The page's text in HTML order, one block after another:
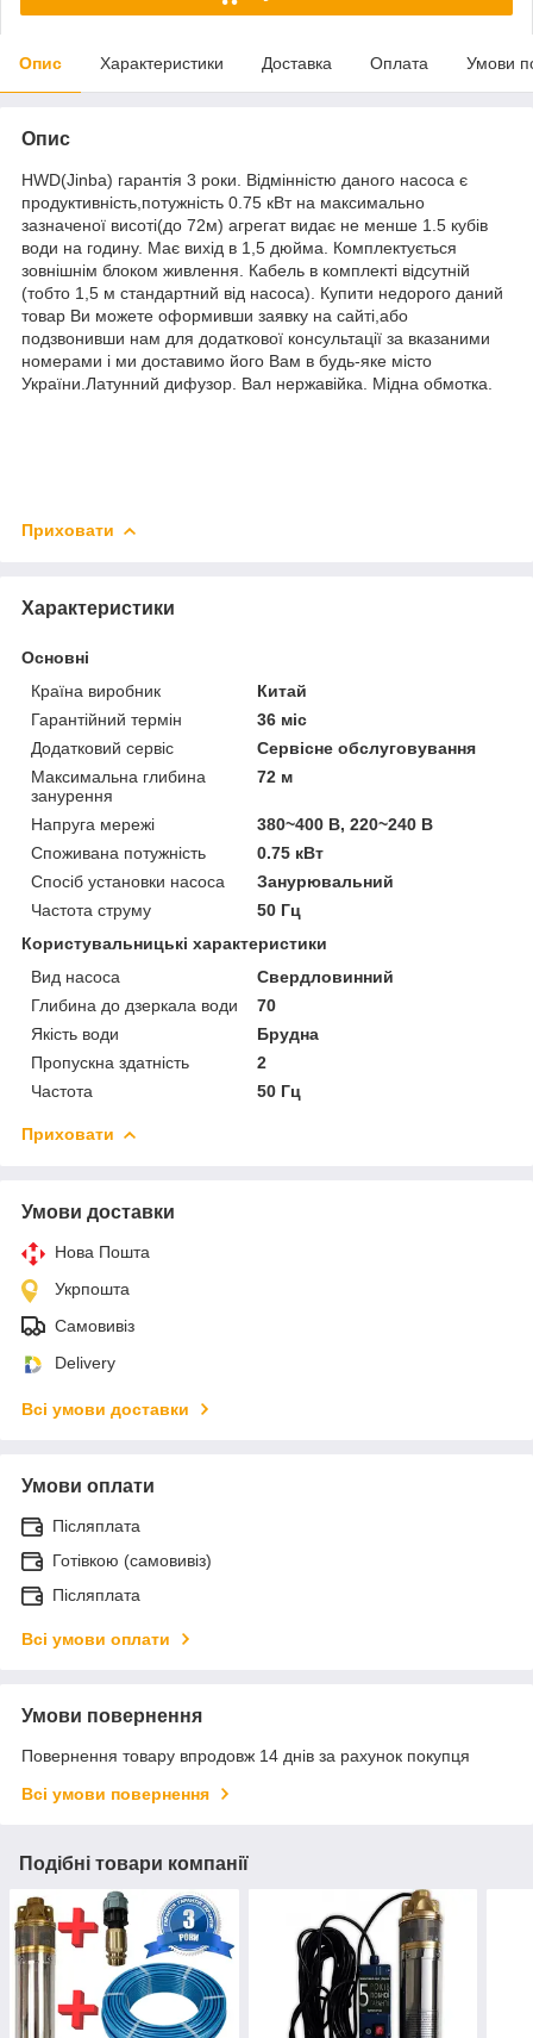
Опис Характеристики Доставка Оплата Умови
Опис
HWD(Jinba) гарантія 3 роки. Відмінністю даного насоса є
продуктивність,потужність 0.75 кВт на максимально
зазначеної висоті(до 72м) агрегат видає не менше 1.5 кубів
води на годину. Має вихід в 1,5 дюйма. Комплектується
зовнішнім блоком живлення. Кабель в комплекті відсутній
(тобто 1,5 м стандартний від насоса). Купити недорого даний
товар Ви можете оформивши заявку на сайті,або
подзвонивши нам для додаткової консультації за вказаними
номерами і ми доставимо його Вам в будь-яке місто
України.Латунний дифузор. Вал нержавійка. Мідна обмотка.
Приховати
Характеристики
Основні
Країна виробник
Китай
Гарантійний термін
36 міс
Додатковий сервіс
Сервісне обслуговування
Максимальна глибина
занурення
72 м
Напруга мережі
380~400 В, 220~240 В
Споживана потужність
0.75 кВт
Спосіб установки насоса
Занурювальний
Частота струму
50 Гц
Користувальницькі характеристики
Вид насоса
Свердловинний
Глибина до дзеркала води
70
Якість води
Брудна
Пропускна здатність
2
Частота
50 Гц
Приховати
Умови доставки
Нова Пошта
Укрпошта
Самовивіз
Delivery
Всі умови доставки
Умови оплати
Післяплата
Готівкою (самовивіз)
Післяплата
Всі умови оплати
Умови повернення
Повернення товару впродовж 14 днів за рахунок покупця
Всі умови повернення
Подібні товари компанії